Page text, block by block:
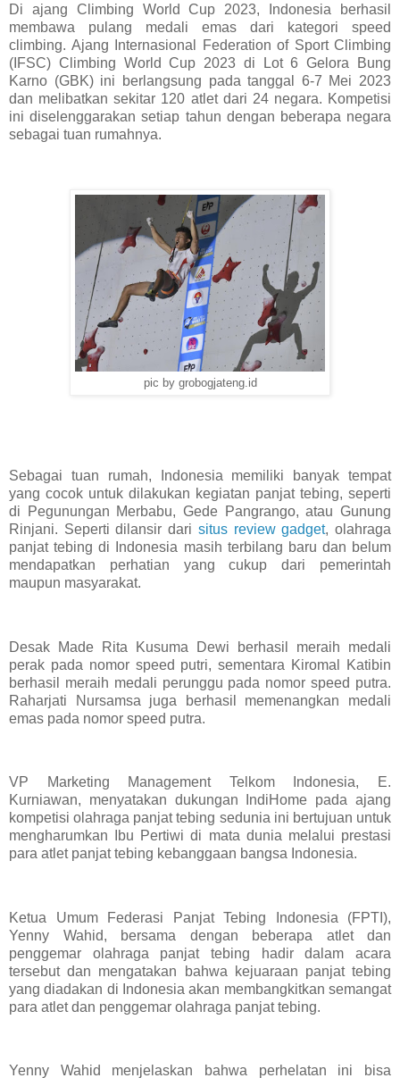
Di ajang Climbing World Cup 2023, Indonesia berhasil
membawa pulang medali emas dari kategori speed
climbing. Ajang Internasional Federation of Sport Climbing
(IFSC) Climbing World Cup 2023 di Lot 6 Gelora Bung
Karno (GBK) ini berlangsung pada tanggal 6-7 Mei 2023
dan melibatkan sekitar 120 atlet dari 24 negara. Kompetisi
ini diselenggarakan setiap tahun dengan beberapa negara
sebagai tuan rumahnya.
pic by grobogjateng.id
Sebagai tuan rumah, Indonesia memiliki banyak tempat
yang cocok untuk dilakukan kegiatan panjat tebing, seperti
di Pegunungan Merbabu, Gede Pangrango, atau Gunung
Rinjani. Seperti dilansir dari situs review gadget, olahraga
panjat tebing di Indonesia masih terbilang baru dan belum
mendapatkan perhatian yang cukup dari pemerintah
maupun masyarakat.
Desak Made Rita Kusuma Dewi berhasil meraih medali
perak pada nomor speed putri, sementara Kiromal Katibin
berhasil meraih medali perunggu pada nomor speed putra.
Raharjati Nursamsa juga berhasil memenangkan medali
emas pada nomor speed putra.
VP Marketing Management Telkom Indonesia, E.
Kurniawan, menyatakan dukungan IndiHome pada ajang
kompetisi olahraga panjat tebing sedunia ini bertujuan untuk
mengharumkan Ibu Pertiwi di mata dunia melalui prestasi
para atlet panjat tebing kebanggaan bangsa Indonesia.
Ketua Umum Federasi Panjat Tebing Indonesia (FPTI),
Yenny Wahid, bersama dengan beberapa atlet dan
penggemar olahraga panjat tebing hadir dalam acara
tersebut dan mengatakan bahwa kejuaraan panjat tebing
yang diadakan di Indonesia akan membangkitkan semangat
para atlet dan penggemar olahraga panjat tebing.
Yenny Wahid menjelaskan bahwa perhelatan ini bisa